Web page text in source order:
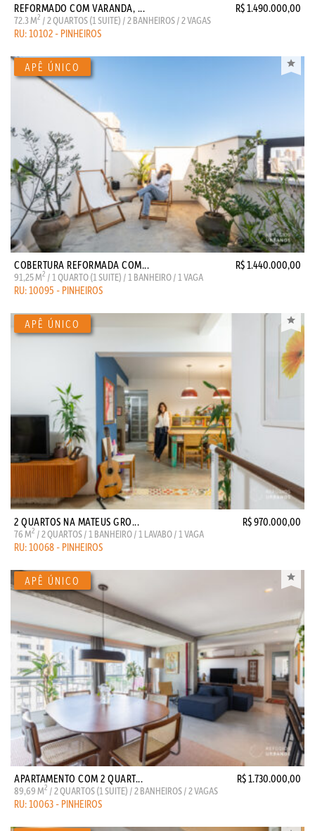
REFORMADO COM VARANDA, ... R$ 1.490.000,00
72.3 M2 / 2 QUARTOS (1 SUITE) / 2 BANHEIROS / 2 VAGAS
RU: 10102 - PINHEIROS
COBERTURA REFORMADA COM... R$ 1.440.000,00
91,25 M2 / 1 QUARTO (1 SUITE) / 1 BANHEIRO / 1 VAGA
RU: 10095 - PINHEIROS
2 QUARTOS NA MATEUS GRO... R$ 970.000,00
76 M2 / 2 QUARTOS / 1 BANHEIRO / 1 LAVABO / 1 VAGA
RU: 10068 - PINHEIROS
APARTAMENTO COM 2 QUART... R$ 1.730.000,00
89,69 M2 / 2 QUARTOS (1 SUITE) / 2 BANHEIROS / 2 VAGAS
RU: 10063 - PINHEIROS